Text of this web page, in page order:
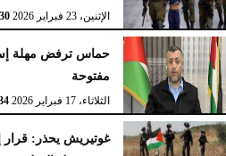
الإثنين، 23 فبراير 2026 02:15 مـالإثنين، 23 فبراير 2026
حماس ترفض مهلة
مفتوحة
الثلاثاء، 17 فبراير 2026
غوتيريش يحذر: